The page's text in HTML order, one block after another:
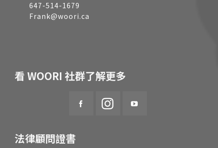
647-514-1679
Frank@woori.ca
看 WOORI 社群了解更多
法律顧問證書